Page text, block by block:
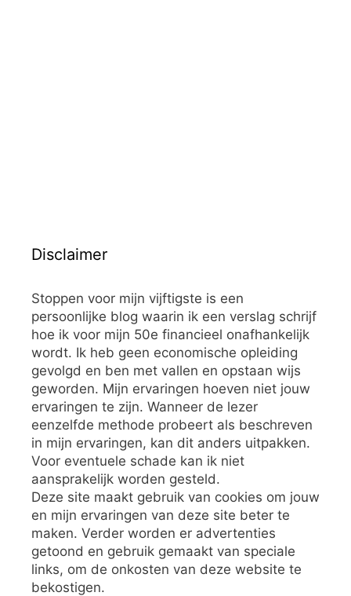
Disclaimer
Stoppen voor mijn vijftigste is een
persoonlijke blog waarin ik een verslag schrijf
hoe ik voor mijn 50e financieel onafhankelijk
wordt. Ik heb geen economische opleiding
gevolgd en ben met vallen en opstaan wijs
geworden. Mijn ervaringen hoeven niet jouw
ervaringen te zijn. Wanneer de lezer
eenzelfde methode probeert als beschreven
in mijn ervaringen, kan dit anders uitpakken.
Voor eventuele schade kan ik niet
aansprakelijk worden gesteld.
Deze site maakt gebruik van cookies om jouw
en mijn ervaringen van deze site beter te
maken. Verder worden er advertenties
getoond en gebruik gemaakt van speciale
links, om de onkosten van deze website te
bekostigen.